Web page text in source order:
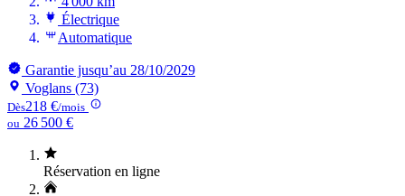
Électrique
Automatique
Garantie jusqu’au 28/10/2029
Voglans (73)
Dès218 €/mois
ou 26 500 €
Réservation en ligne